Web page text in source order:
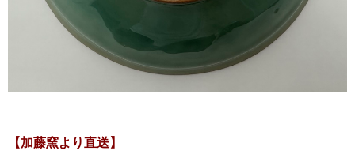
【加藤窯より直送】